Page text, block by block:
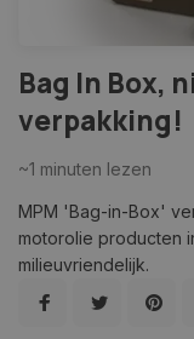
Bag In Box,
verpakking!
~1 minuten lezen
MPM 'Bag-in-Box'
motorolie producten
milieuvriendelijk.